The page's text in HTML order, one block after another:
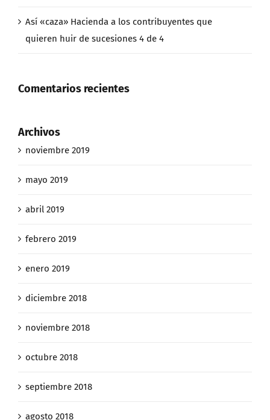
Así «caza» Hacienda a los contribuyentes que
quieren huir de sucesiones 4 de 4
Comentarios recientes
Archivos
noviembre 2019
mayo 2019
abril 2019
febrero 2019
enero 2019
diciembre 2018
noviembre 2018
octubre 2018
septiembre 2018
agosto 2018